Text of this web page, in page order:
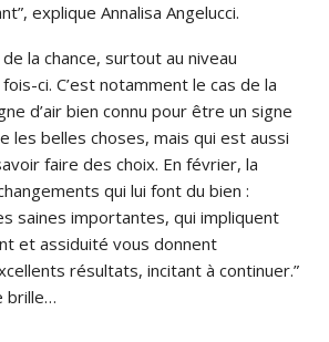
explique Annalisa Angelucci.
la chance, surtout au niveau
ci. C’est notamment le cas de la
d’air bien connu pour être un signe
les belles choses, mais qui est aussi
faire des choix. En février, la
qui lui font du bien :
saines importantes, qui impliquent
et assiduité vous donnent
résultats, incitant à continuer.”
brille…